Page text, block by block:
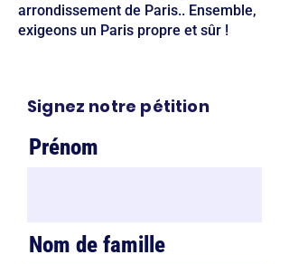
arrondissement de Paris.. Ensemble,
exigeons un Paris propre et sûr !
Signez notre pétition
Prénom
Nom de famille